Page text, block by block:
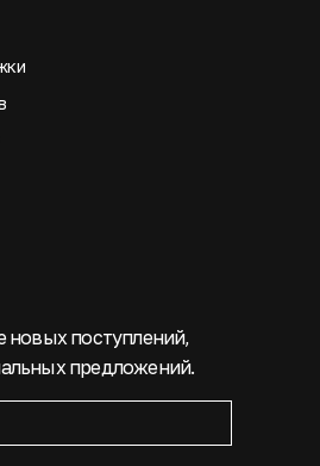
новых поступлений,
предложений.